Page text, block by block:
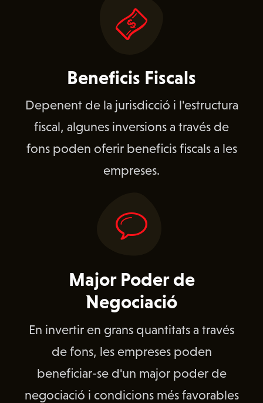
Beneficis Fiscals
Depenent de la jurisdicció i l'estructura
fiscal, algunes inversions a través de
fons poden oferir beneficis fiscals a les
empreses.
Major Poder de
Negociació
En invertir en grans quantitats a través
de fons, les empreses poden
beneficiar-se d'un major poder de
negociació i condicions més favorables